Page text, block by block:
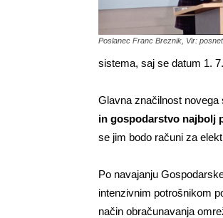
Poslanec Franc Breznik, Vir:
sistema, saj se datum 1.
Glavna značilnost novega
in gospodarstvo najbolj
se jim bodo računi za
Po navajanju
intenzivnim potrošnikom
način obračunavanja